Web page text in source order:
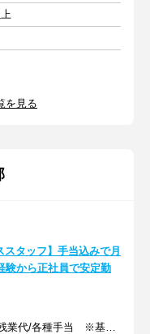
を見る
スタッフ】手当込みで月
から正社員で安定勤
基本給197,238円～＋残業代/各種手当 ※基本的には月給23万円～